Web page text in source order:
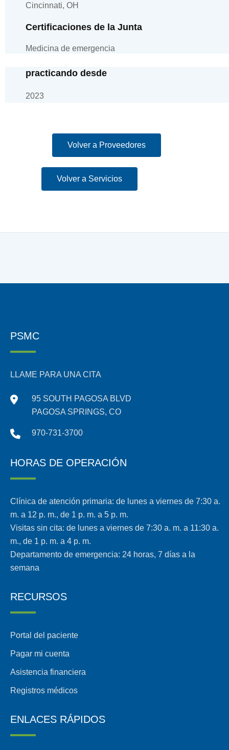
Cincinnati, OH
Certificaciones de la Junta
Medicina de emergencia
practicando desde
2023
Volver a Proveedores
Volver a Servicios
PSMC
LLAME PARA UNA CITA
95 SOUTH PAGOSA BLVD
PAGOSA SPRINGS, CO
970-731-3700
HORAS DE OPERACIÓN
Clínica de atención primaria: de lunes a viernes de 7:30 a.
m. a 12 p. m., de 1 p. m. a 5 p. m.
Visitas sin cita: de lunes a viernes de 7:30 a. m. a 11:30 a.
m., de 1 p. m. a 4 p. m.
Departamento de emergencia: 24 horas, 7 días a la
semana
RECURSOS
Portal del paciente
Pagar mi cuenta
Asistencia financiera
Registros médicos
ENLACES RÁPIDOS